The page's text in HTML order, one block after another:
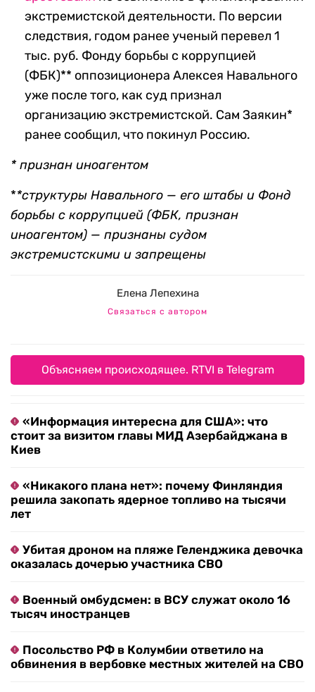
экстремистской деятельности. По версии
следствия, годом ранее ученый перевел 1
тыс. руб. Фонду борьбы с коррупцией
(ФБК)** оппозиционера Алексея Навального
уже после того, как суд признал
организацию экстремистской. Сам Заякин*
ранее сообщил, что покинул Россию.
* признан иноагентом
**структуры Навального — его штабы и Фонд
борьбы с коррупцией (ФБК, признан
иноагентом) — признаны судом
экстремистскими и запрещены
Елена Лепехина
Связаться с автором
Объясняем происходящее. RTVI в Telegram
«Информация интересна для США»: что
стоит за визитом главы МИД Азербайджана в
Киев
«Никакого плана нет»: почему Финляндия
решила закопать ядерное топливо на тысячи
лет
Убитая дроном на пляже Геленджика девочка
оказалась дочерью участника СВО
Военный омбудсмен: в ВСУ служат около 16
тысяч иностранцев
Посольство РФ в Колумбии ответило на
обвинения в вербовке местных жителей на СВО